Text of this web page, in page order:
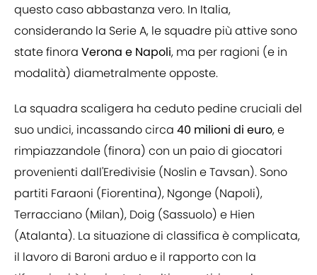
questo caso abbastanza vero. In Italia,
considerando la Serie A, le squadre più attive sono
state finora Verona e Napoli, ma per ragioni (e in
modalità) diametralmente opposte.
La squadra scaligera ha ceduto pedine cruciali del
suo undici, incassando circa 40 milioni di euro, e
rimpiazzandole (finora) con un paio di giocatori
provenienti dall'Eredivisie (Noslin e Tavsan). Sono
partiti Faraoni (Fiorentina), Ngonge (Napoli),
Terracciano (Milan), Doig (Sassuolo) e Hien
(Atalanta). La situazione di classifica è complicata,
il lavoro di Baroni arduo e il rapporto con la